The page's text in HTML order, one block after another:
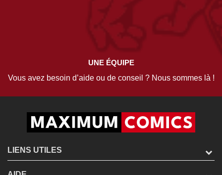
UNE ÉQUIPE
Vous avez besoin d’aide ou de conseil ? Nous sommes là !
LIENS UTILES